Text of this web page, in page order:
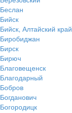
Беслан
Бийск
Бийск, Алтайский край
Биробиджан
Бирск
Бирюч
Благовещенск
Благодарный
Бобров
Богданович
Богородицк